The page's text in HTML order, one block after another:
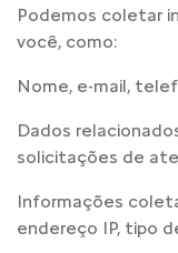
Podemos coletar
você, como:
Nome, e-mail,
Dados
solicitações de
Informações
endereço IP, tipo